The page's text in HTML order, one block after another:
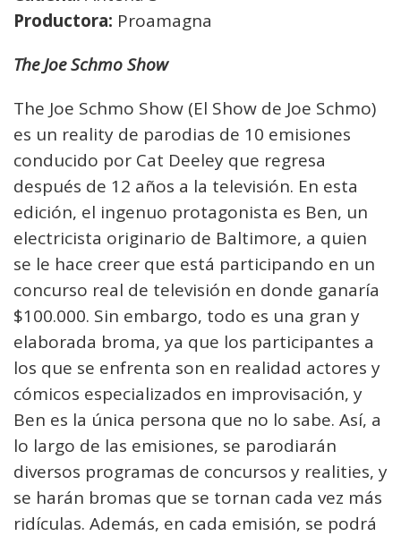
Productora: Proamagna
The Joe Schmo Show
The Joe Schmo Show (El Show de Joe Schmo)
es un reality de parodias de 10 emisiones
conducido por Cat Deeley que regresa
después de 12 años a la televisión. En esta
edición, el ingenuo protagonista es Ben, un
electricista originario de Baltimore, a quien
se le hace creer que está participando en un
concurso real de televisión en donde ganaría
$100.000. Sin embargo, todo es una gran y
elaborada broma, ya que los participantes a
los que se enfrenta son en realidad actores y
cómicos especializados en improvisación, y
Ben es la única persona que no lo sabe. Así, a
lo largo de las emisiones, se parodiarán
diversos programas de concursos y realities, y
se harán bromas que se tornan cada vez más
ridículas. Además, en cada emisión, se podrá